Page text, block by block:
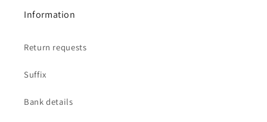
Information
Return requests
Suffix
Bank details